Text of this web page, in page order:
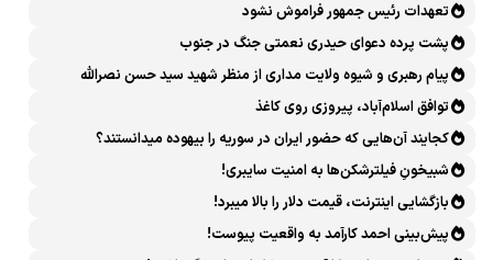
تعهدات رئیس جمهور فراموش نشود
پشت پرده دعوای حیدری نعمتی جنگ در جنوب
پیام رهبری و شیوه ولایت مداری از منظر شهید سید حسن نصرالله
توافق اسلام‌آباد، پیروزی روی کاغذ
کجایند آن‌هایی که حضور ایران در سوریه را بیهوده میدانستند؟
شبیخونِ فیلترشکن‌ها به امنیت سایبری!
بازگشایی اینترنت، قیمت دلار را بالا میبرد!
پیش‌بینی احمد کارآمد به واقعیت پیوست!